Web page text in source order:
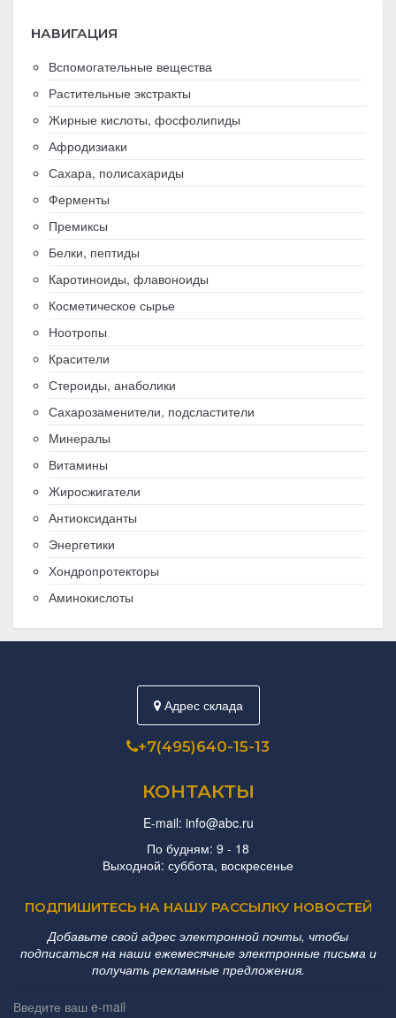
НАВИГАЦИЯ
Вспомогательные вещества
Растительные экстракты
Жирные кислоты, фосфолипиды
Афродизиаки
Сахара, полисахариды
Ферменты
Премиксы
Белки, пептиды
Каротиноиды, флавоноиды
Косметическое сырье
Ноотропы
Красители
Стероиды, анаболики
Сахарозаменители, подсластители
Минералы
Витамины
Жиросжигатели
Антиоксиданты
Энергетики
Хондропротекторы
Аминокислоты
Адрес склада
+7(495)640-15-13
КОНТАКТЫ
E-mail: info@abc.ru
По будням: 9 - 18
Выходной: суббота, воскресенье
ПОДПИШИТЕСЬ НА НАШУ РАССЫЛКУ НОВОСТЕЙ
Добавьте свой адрес электронной почты, чтобы
подписаться на наши ежемесячные электронные письма и
получать рекламные предложения.